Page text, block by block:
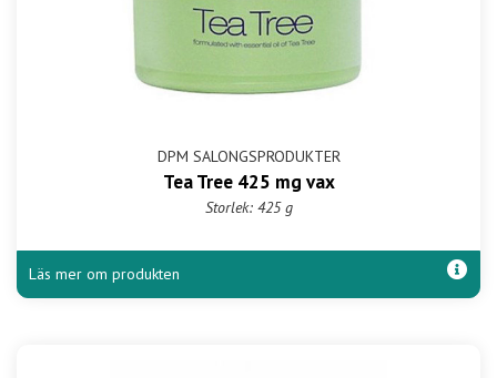
DPM SALONGSPRODUKTER
Tea Tree 425 mg vax
Storlek: 425 g
Läs mer om produkten